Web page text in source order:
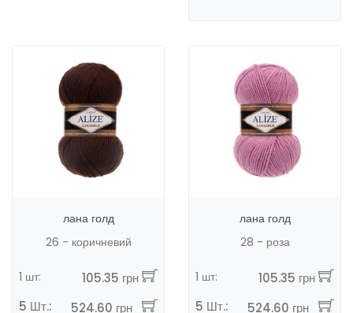
лана голд
26 - коричневий
1 шт:
105.35 грн
5 Шт.:
524.60 грн
лана голд
28 - роза
1 шт:
105.35 грн
5 Шт.:
524.60 грн